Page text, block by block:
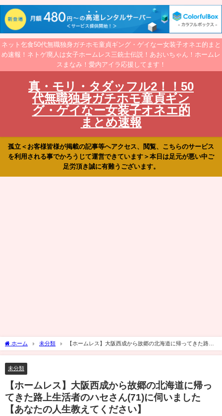
ネット乞食50代無職独身ガチホモ童貞ギング・ゲイなー女装子オネエ的まと
め速報！ネトゲ廃人は女子ホームレス三銃士伝説！あおいちゃん！ホームレ
スまなみ！愛内アイラ応援してます！
真・モリ・タダッフル2！！50
代無職独身ガチホモ童貞ギン
グ・ゲイなー女装子オネエ的
まとめ速報
孤立＜お客様皆様が掲載の記事等へアクセス、閲覧、こちらのサービス
を利用される事でかろうじて運営できています＞本日は足元が悪い中ご
足労頂き誠に有難うございます。
ホーム 未分類
【ホームレス】大阪西成から故郷の北海道に帰ってきた路上
生活者のハセさん(71)に伺いました【あなたの人生教えてください】
未分類
【ホームレス】大阪西成から故郷の北海道に帰っ
てきた路上生活者のハセさん(71)に伺いました
【あなたの人生教えてください】